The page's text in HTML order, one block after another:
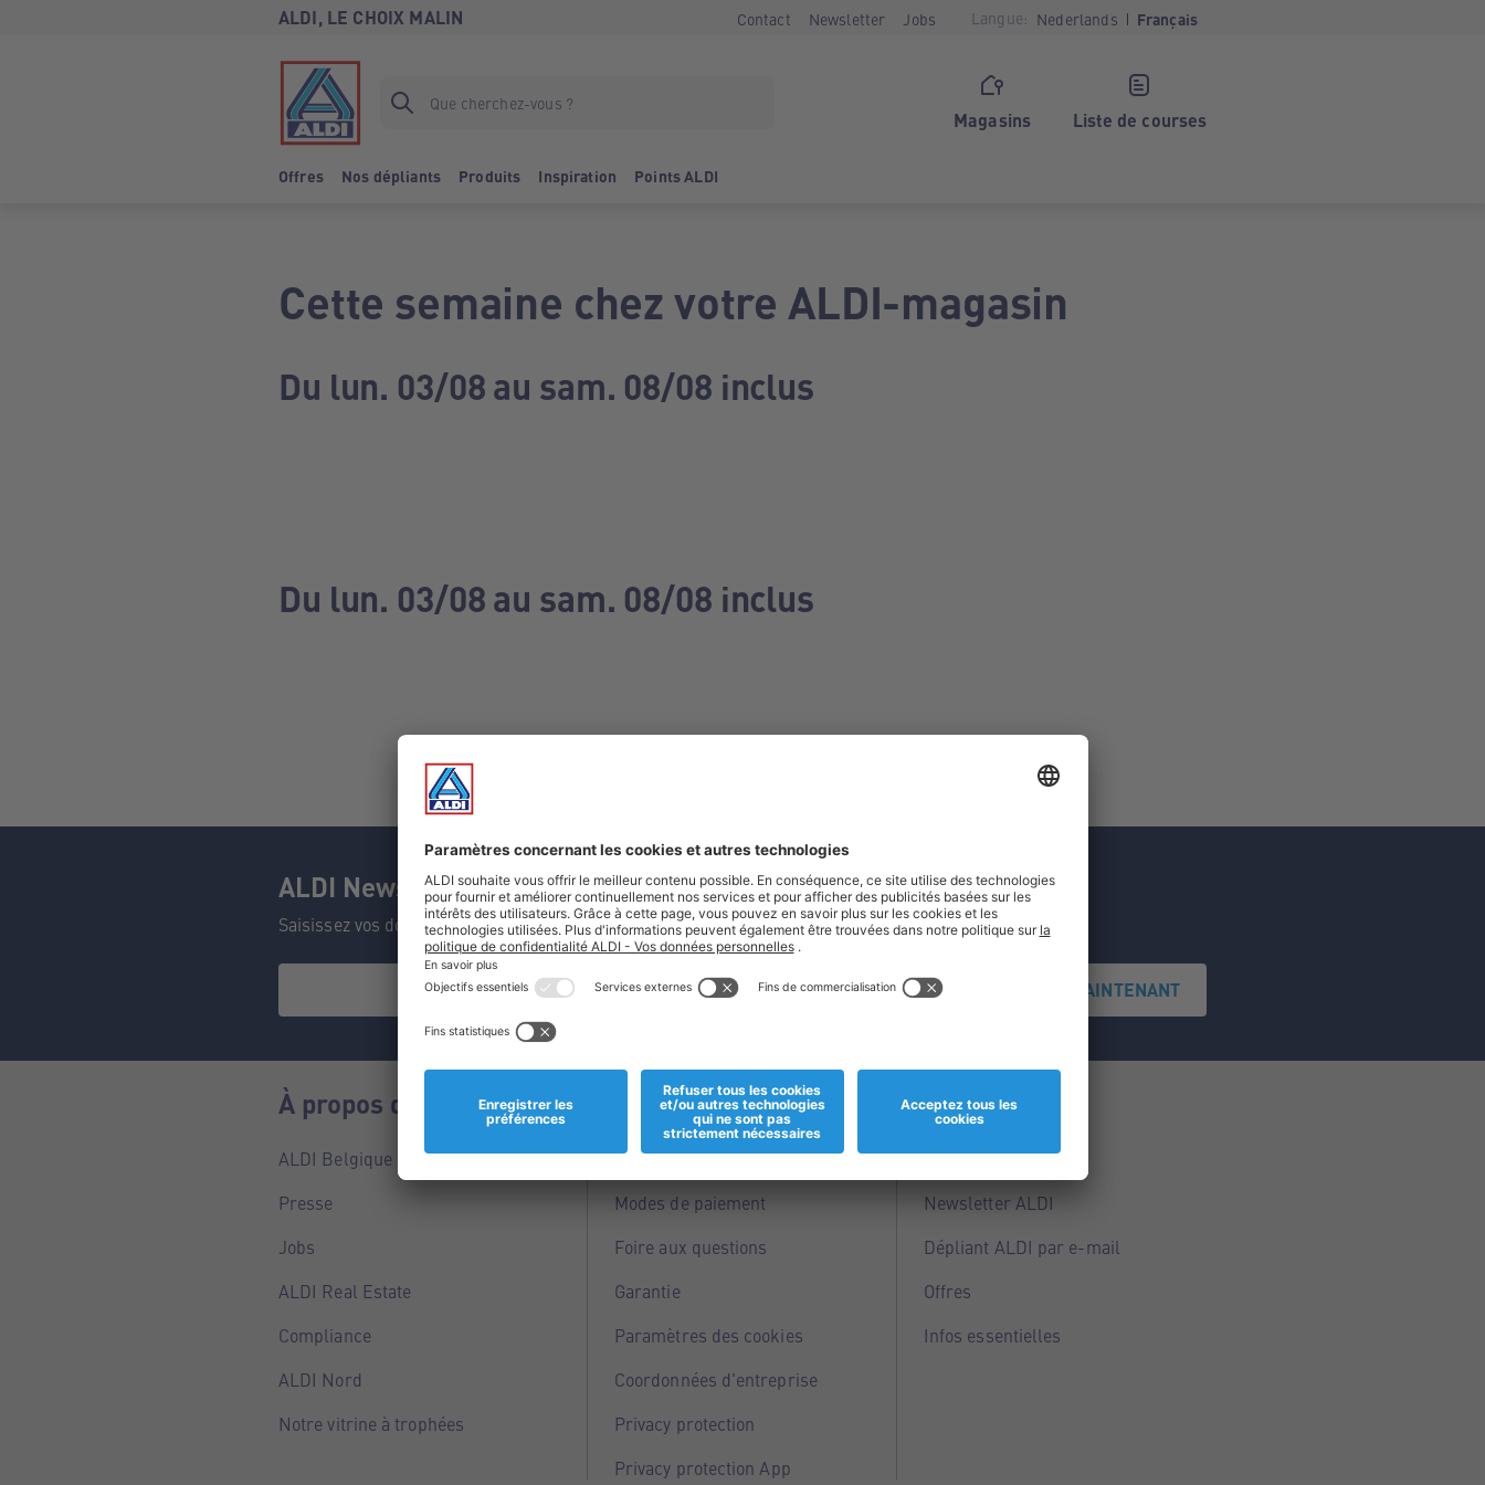
ALDI, LE CHOIX MALIN Contact Newsletter Jobs Langue: Nederlands Français
Magasins Liste de courses
Offres Nos dépliants Produits Inspiration Points ALDI
Cette semaine chez votre ALDI-magasin
Du lun. 03/08 au sam. 08/08 inclus
Du lun. 03/08 au sam. 08/08 inclus
ALDI Newsletter
Saisissez vos données et ne manquez aucune de nos offres.
S'INSCRIRE MAINTENANT
À propos de nous
ALDI Belgique
Presse
Jobs
ALDI Real Estate
Compliance
ALDI Nord
Notre vitrine à trophées
Informations
Magasins
Modes de paiement
Foire aux questions
Garantie
Paramètres des cookies
Coordonnées d'entreprise
Privacy protection
Privacy protection App
Service
Points ALDI
Newsletter ALDI
Dépliant ALDI par e-mail
Offres
Infos essentielles